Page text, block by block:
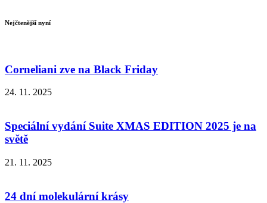
Nejčtenější nyní
Corneliani zve na Black Friday
24. 11. 2025
Speciální vydání Suite XMAS EDITION 2025 je na
světě
21. 11. 2025
24 dní molekulární krásy